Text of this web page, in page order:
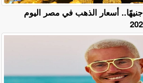
عيار 24 يسجل 6834 جنيهًا.. أسعار الذهب في مصر اليوم